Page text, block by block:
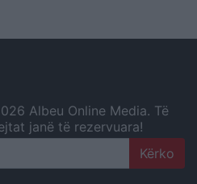
Albeu Online Media. Të
janë të rezervuara!